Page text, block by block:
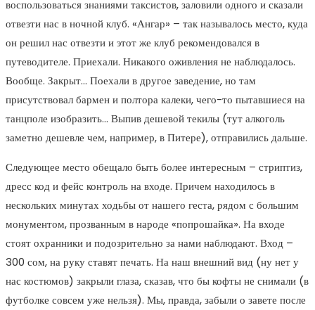
воспользоваться знаниями таксистов, заловили одного и сказали
отвезти нас в ночной клуб. «Ангар» – так называлось место, куда
он решил нас отвезти и этот же клуб рекомендовался в
путеводителе. Приехали. Никакого оживления не наблюдалось.
Вообще. Закрыт… Поехали в другое заведение, но там
присутствовал бармен и полтора калеки, чего-то пытавшиеся на
танцполе изобразить… Выпив дешевой текилы (тут алкоголь
заметно дешевле чем, например, в Питере), отправились дальше.
Следующее место обещало быть более интересным – стриптиз,
дресс код и фейс контроль на входе. Причем находилось в
нескольких минутах ходьбы от нашего геста, рядом с большим
монументом, прозванным в народе «попрошайка». На входе
стоят охранники и подозрительно за нами наблюдают. Вход –
300 сом, на руку ставят печать. На наш внешний вид (ну нет у
нас костюмов) закрыли глаза, сказав, что бы кофты не снимали (в
футболке совсем уже нельзя). Мы, правда, забыли о завете после